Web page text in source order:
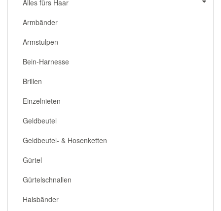
Alles fürs Haar
Armbänder
Armstulpen
Bein-Harnesse
Brillen
Einzelnieten
Geldbeutel
Geldbeutel- & Hosenketten
Gürtel
Gürtelschnallen
Halsbänder